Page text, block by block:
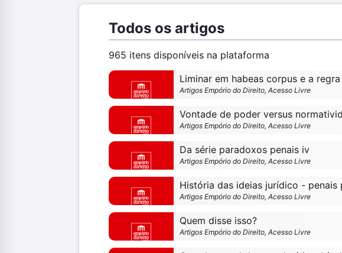
Todos os artigos
965 itens disponíveis na plataforma
Artigos Empório do Direito, Acesso Livre
Artigos Empório do Direito, Acesso Livre
Da série paradoxos penais iv
Artigos Empório do Direito, Acesso Livre
Artigos Empório do Direito, Acesso Livre
Quem disse isso?
Artigos Empório do Direito, Acesso Livre